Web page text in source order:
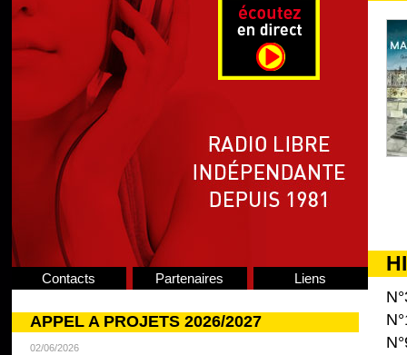
Contacts Partenaires Liens
APPEL A PROJETS 2026/2027
02/06/2026